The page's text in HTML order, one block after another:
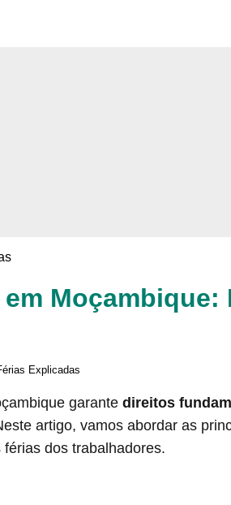
Moçambique:
Explicadas
garante direitos
artigo, vamos abordar as
dos trabalhadores.